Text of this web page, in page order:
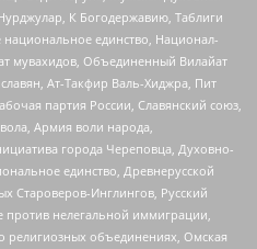
К Богодержавию, Таблиги
единство, Национал-
мувахидов, Объединенный Вилайат
Ат-Такфир Валь-Хиджра, Пит
партия России, Славянский союз,
Армия воли народа,
города Череповца, Духовно-
единство, Древнерусской
Староверов-Инглингов, Русский
нелегальной иммиграции,
религиозных объединениях, Омская